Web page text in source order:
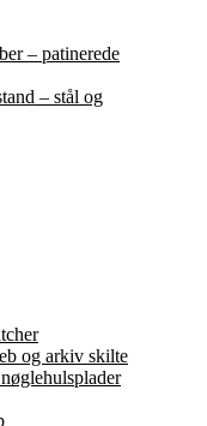
– patinerede
– stål og
og arkiv skilte